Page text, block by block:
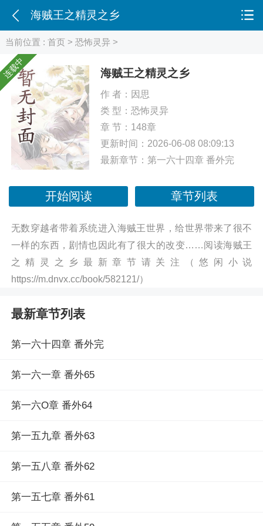
当前位置 :首页 >恐怖灵异 >
连载中 海贼王之精灵之乡
作 者： 因思
类 型： 恐怖灵异
章 节：148章
更新时间：2026-06-08 08:09:13
最新章节： 第一六十四章 番外完
开始阅读 章节列表
无数穿越者带着系统进入海贼王世界，给世界带来了很不
一样的东西，剧情也因此有了很大的改变……阅读海贼王
之精灵之乡最新章节请关注（悠闲小说
https://m.dnvx.cc/book/582121/）
最新章节列表
第一六十四章 番外完
第一六一章 番外65
第一六O章 番外64
第一五九章 番外63
第一五八章 番外62
第一五七章 番外61
海贼王之精灵之乡